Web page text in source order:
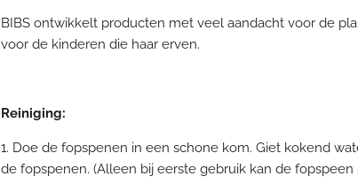
BIBS ontwikkelt producten met veel aandacht voor de
voor de kinderen die haar erven.
Reiniging:
1. Doe de fopspenen in een schone kom. Giet kokend
de fopspenen. (Alleen bij eerste gebruik kan de fopspeen